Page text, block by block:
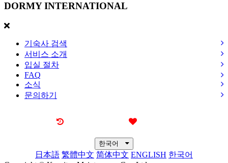
DORMY INTERNATIONAL
기숙사 검색
서비스 소개
입실 절차
FAQ
소식
문의하기
한국어
日本語 繁體中文 简体中文 ENGLISH 한국어